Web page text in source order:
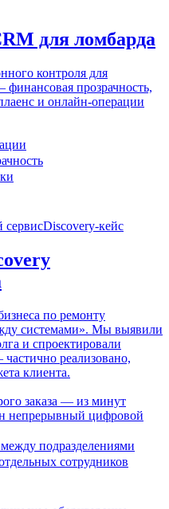
для ломбарда
контроля для
прозрачность,
и онлайн-операции
сервисDiscovery-кейс
по ремонту
системами». Мы выявили
и спроектировали
реализовано,
клиента.
заказа — из минут
непрерывный цифровой
подразделениями
сотрудников